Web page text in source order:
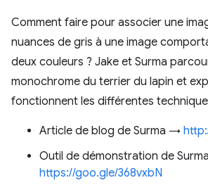
Comment faire pour associer une
nuances de gris à une image
deux couleurs ? Jake et Surma
monochrome du terrier du lapin et
fonctionnent les différentes
Article de blog de Surma →
Outil de démonstration de
https://goo.gle/368vxbN